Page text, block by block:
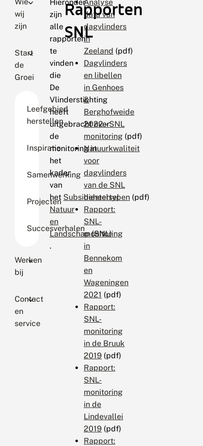
wij
zijn
Start
de
Groei
Leefgebied
herstellen
Inspiratie
Samenwerking
Projecten
Succesverhalen
Werken
bij
Contact
en
service
Hieronder
zijn
alle
rapporten
te
vinden
die
De
Vlinderstichting
heeft
uitgebracht over
de
monitoring in
het
kader
van
het Subsidiestelsel
Natuur
en
Landschap(SNL)
.
Rapporten
SNL
Analyse
data van
dagvlinders
in
Zeeland (pdf)
Dagvlinders
en libellen
in Genhoes
&
Berghofweide
2022 – SNL
monitoring (pdf)
Natuurkwaliteit
voor
dagvlinders
van de SNL
beheertypen (pdf)
Rapport:
SNL-
monitoring
in
Bennekom
en
Wageningen
2021 (pdf)
Rapport:
SNL-
monitoring
in de Bruuk
2019 (pdf)
Rapport:
SNL-
monitoring
in de
Lindevallei
2019 (pdf)
Rapport: